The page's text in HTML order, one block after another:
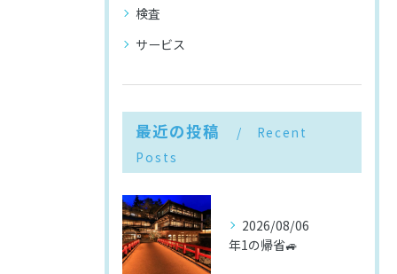
検査
サービス
最近の投稿
Recent
Posts
2026/08/06
年1の帰省🚙